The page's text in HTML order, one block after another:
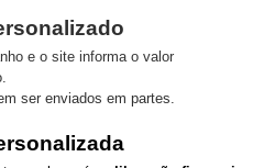
e o site informa o valor
ser enviados em partes.